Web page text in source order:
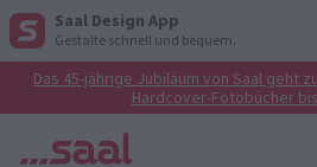
Saal Design App
Gestalte schnell und bequem.
Das 45-jährige Jubiläum von Saal geht
Hardcover-Fotobücher